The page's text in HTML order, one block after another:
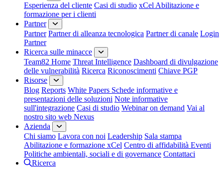
Esperienza del cliente Casi di studio xCel Abilitazione e
formazione per i clienti
Partner
Partner Partner di alleanza tecnologica Partner di canale Login
Partner
Ricerca sulle minacce
Team82 Home Threat Intelligence Dashboard di divulgazione
delle vulnerabilità Ricerca Riconoscimenti Chiave PGP
Risorse
Blog Reports White Papers Schede informative e
presentazioni delle soluzioni Note informative
sull'integrazione Casi di studio Webinar on demand Vai al
nostro sito web Nexus
Azienda
Chi siamo Lavora con noi Leadership Sala stampa
Abilitazione e formazione xCel Centro di affidabilità Eventi
Politiche ambientali, sociali e di governance Contattaci
Ricerca